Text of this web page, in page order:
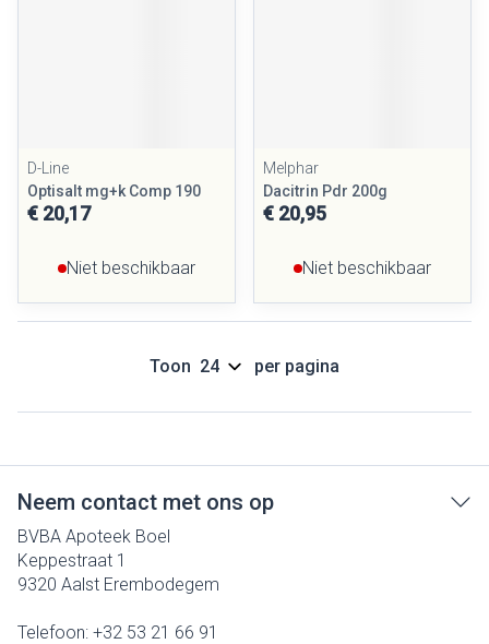
D-Line
Optisalt mg+k Comp 190
€ 20,17
Niet beschikbaar
Melphar
Dacitrin Pdr 200g
€ 20,95
Niet beschikbaar
Toon per pagina
Neem contact met ons op
BVBA Apoteek Boel
Keppestraat 1
9320 Aalst Erembodegem
Telefoon: +32 53 21 66 91